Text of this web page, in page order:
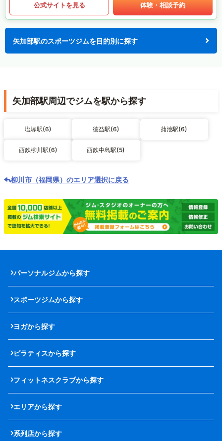
公式サイトを見る 体験・相談予約
矢加部駅のスポーツジムを目的別に探す
矢加部駅周辺でジムを駅から探す
塩塚駅(6) 徳益駅(6) 蒲池駅(6)
西鉄柳川駅(6) 西鉄中島駅(5)
柳川市（福岡県）のエリア選択に戻る
パーソナルジムから探す
スポーツジムから探す
ヨガから探す
ピラティスから探す
フィットネスクラブから探す
エリアから探す
系列店から探す